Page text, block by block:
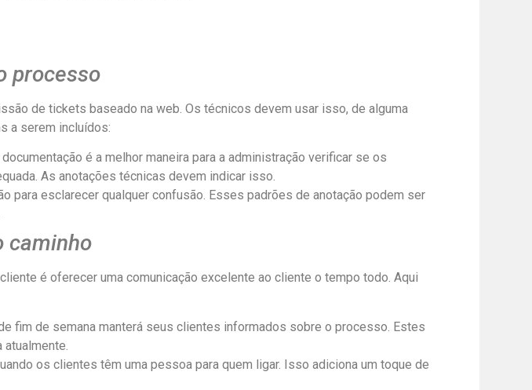
processo
de tickets baseado na web. Os técnicos devem usar isso, de alguma
a serem incluídos:
é a melhor maneira para a administração verificar se os
As anotações técnicas devem indicar isso.
para esclarecer qualquer confusão. Esses padrões de anotação podem ser
caminho
é oferecer uma comunicação excelente ao cliente o tempo todo. Aqui
fim de semana manterá seus clientes informados sobre o processo. Estes
os clientes têm uma pessoa para quem ligar. Isso adiciona um toque de